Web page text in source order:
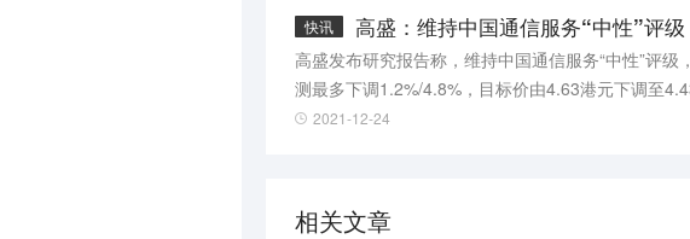
快讯 高盛：维持中国通信服务“中性”评
高盛发布研究报告称，维持中国通信服务“中性”评
测最多下调1.2%/4.8%，目标价由4.63港元下调至
润率，下行风险为进一步国内电讯业务的定价压力。
2021-12-24
相关文章